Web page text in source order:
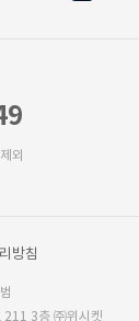
외
방침
211 3층 ㈜위시켓